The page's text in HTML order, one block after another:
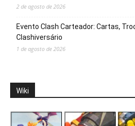
2 de agosto de 2026
Evento Clash Carteador: Cartas,
Clashiversário
1 de agosto de 2026
Wiki